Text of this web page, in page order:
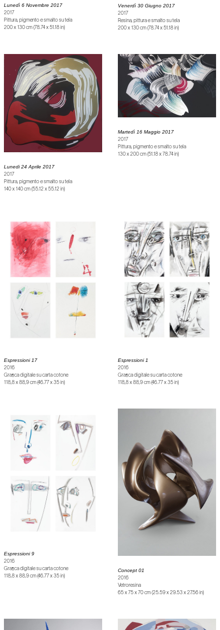
Espressioni 17
2016
Grafica digitale su carta cotone
118,8 x 88,9 cm (46.77 x 35 in)
Espressioni 1
2016
Grafica digitale su carta cotone
118,8 x 88,9 cm (46.77 x 35 in)
Espressioni 9
2016
Grafica digitale su carta cotone
118,8 x 88,9 cm (46.77 x 35 in)
Lunedì 6 Novembre 2017
2017
Pittura, pigmento e smalto su tela
200 x 130 cm (78.74 x 51.18 in)
Venerdì 30 Giugno 2017
2017
Resina, pittura e smalto su tela
200 x 130 cm (78.74 x 51.18 in)
Lunedi 24 Aprile 2017
2017
Pittura, pigmento e smalto su tela
140 x 140 cm (55.12 x 55.12 in)
Martedì 16 Maggio 2017
2017
Pittura, pigmento e smalto su tela
130 x 200 cm (51.18 x 78.74 in)
Concept 01
2016
Vetroresina
65 x 75 x 70 cm (25.59 x 29.53 x 27.56 in)